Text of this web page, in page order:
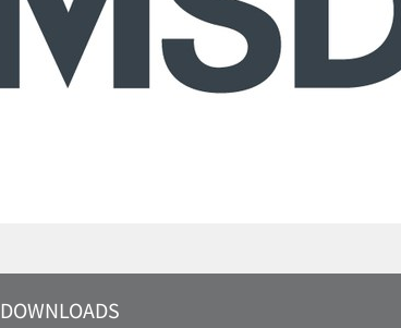
DOWNLOADS